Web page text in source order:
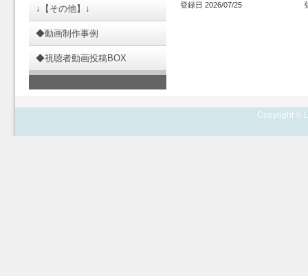
↓【その他】↓
◆動画制作事例
◆視聴者動画投稿BOX
登録日 2026/07/25
Copyright ©